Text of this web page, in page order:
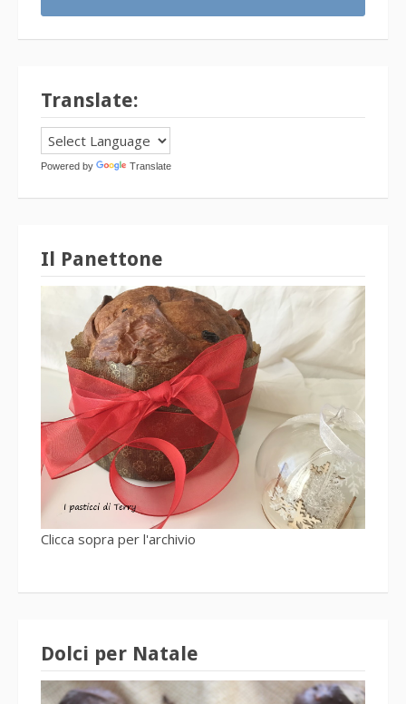
Translate:
Powered by Translate
Il Panettone
Clicca sopra per l'archivio
Dolci per Natale